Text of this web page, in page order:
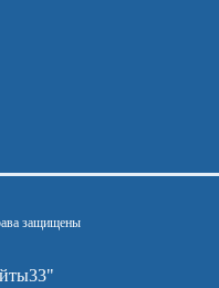
защищены
"